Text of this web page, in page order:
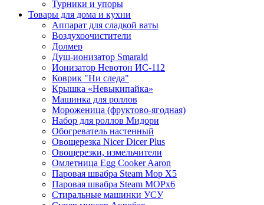
Турники и упоры
Товары для дома и кухни
Аппарат для сладкой ваты
Воздухоочистители
Долмер
Душ-ионизатор Smarald
Ионизатор Невотон ИС-112
Коврик "Ни следа"
Крышка «Невыкипайка»
Машинка для роллов
Мороженица (фруктово-ягодная)
Набор для роллов Мидори
Обогреватель настенный
Овощерезка Nicer Dicer Plus
Овощерезки, измельчители
Омлетница Egg Сooker Aaron
Паровая швабра Steam Mop X5
Паровая швабра Steam MOPх6
Стиральные машинки УСУ